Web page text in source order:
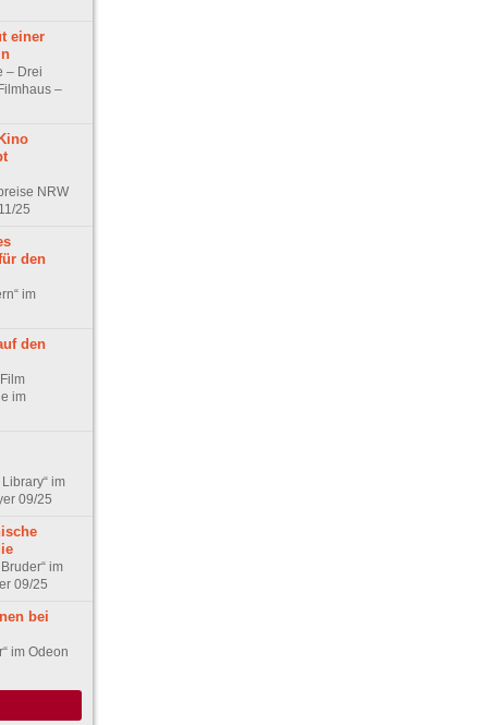
einer
– Drei
–
NRW
25
den
im
den
im
Library“ im
09/25
im
09/25
bei
im Odeon